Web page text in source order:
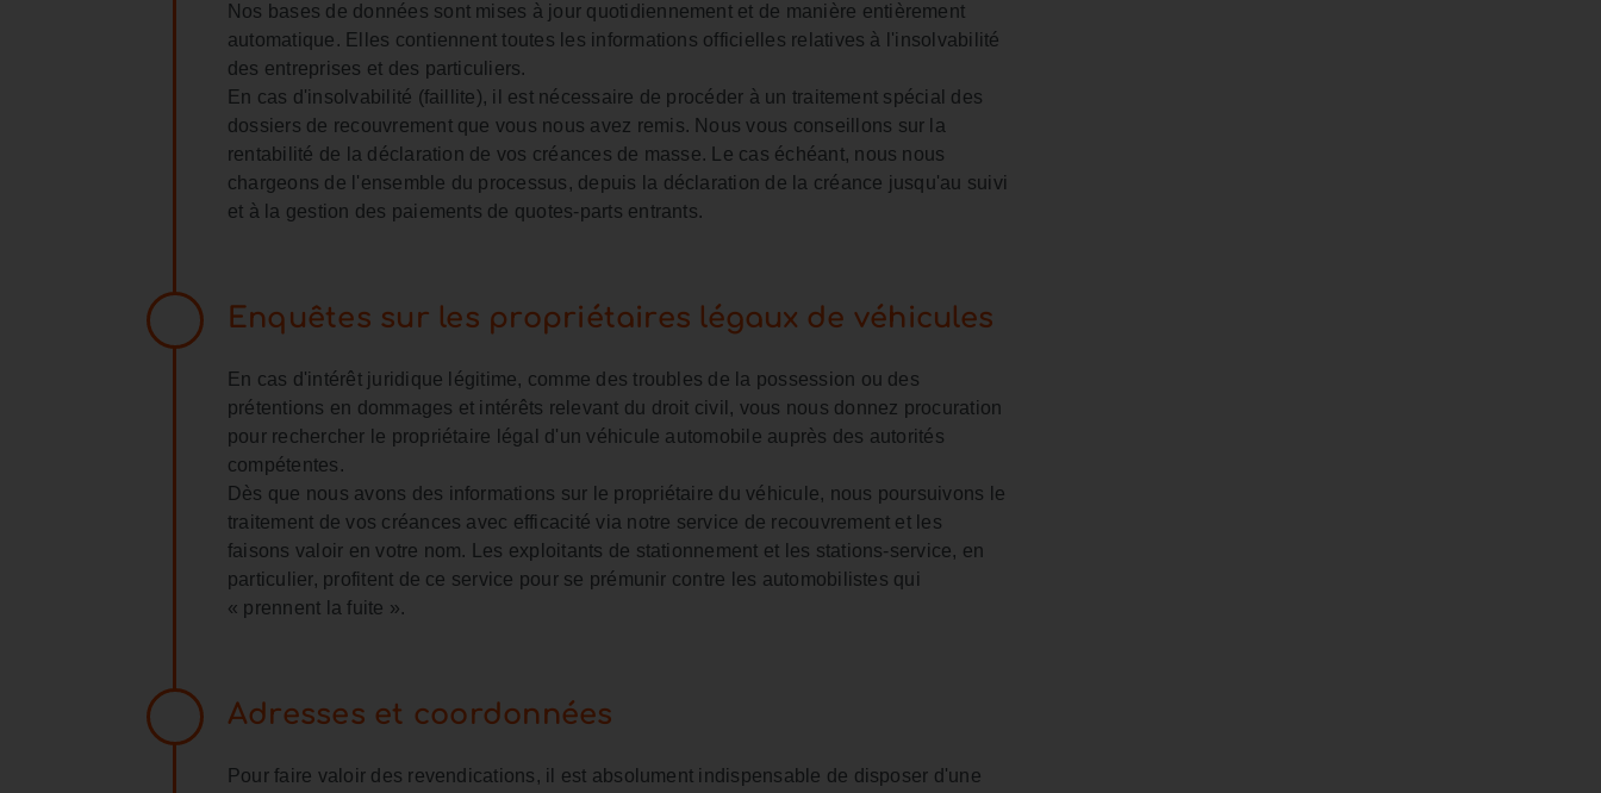
Nos bases de données sont mises à jour quotidiennement et de manière entièrement
automatique. Elles contiennent toutes les informations officielles relatives à l'insolvabilité
des entreprises et des particuliers.
En cas d'insolvabilité (faillite), il est nécessaire de procéder à un traitement spécial des
dossiers de recouvrement que vous nous avez remis. Nous vous conseillons sur la
rentabilité de la déclaration de vos créances de masse. Le cas échéant, nous nous
chargeons de l'ensemble du processus, depuis la déclaration de la créance jusqu'au suivi
et à la gestion des paiements de quotes-parts entrants.
Enquêtes sur les propriétaires légaux de véhicules
En cas d'intérêt juridique légitime, comme des troubles de la possession ou des
prétentions en dommages et intérêts relevant du droit civil, vous nous donnez procuration
pour rechercher le propriétaire légal d'un véhicule automobile auprès des autorités
compétentes.
Dès que nous avons des informations sur le propriétaire du véhicule, nous poursuivons le
traitement de vos créances avec efficacité via notre service de recouvrement et les
faisons valoir en votre nom. Les exploitants de stationnement et les stations-service, en
particulier, profitent de ce service pour se prémunir contre les automobilistes qui
« prennent la fuite ».
Adresses et coordonnées
Pour faire valoir des revendications, il est absolument indispensable de disposer d'une